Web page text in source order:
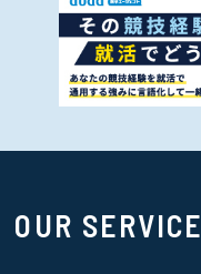
OUR SERVICE